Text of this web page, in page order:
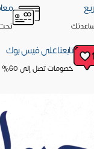
تابعنا على فيس بوك
خصومات تصل إلى 60%